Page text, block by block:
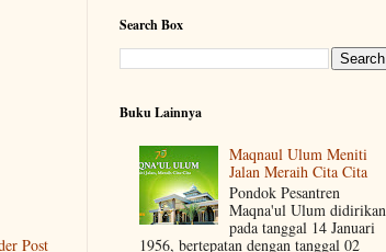
Post
Search Box
Buku Lainnya
Maqnaul Ulum Meniti
Jalan Meraih Cita Cita
Pondok Pesantren
Maqna'ul Ulum didirikan
pada tanggal 14 Januari
1956, bertepatan dengan tanggal 02